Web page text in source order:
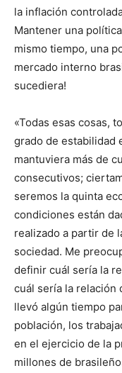
la inflación
Mantener una
mismo tiempo, una
mercado interno
sucediera!
«Todas esas cosas,
grado de estabilidad
mantuviera más de
consecutivos;
seremos la quinta
condiciones están
realizado a partir de
sociedad. Me
definir cuál sería la
cuál sería la relación
llevó algún tiempo
población, los
en el ejercicio de la
millones de